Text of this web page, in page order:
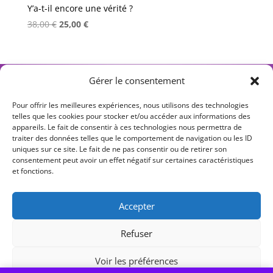
Gérer le consentement
Pour offrir les meilleures expériences, nous utilisons des technologies
telles que les cookies pour stocker et/ou accéder aux informations des
appareils. Le fait de consentir à ces technologies nous permettra de
traiter des données telles que le comportement de navigation ou les ID
uniques sur ce site. Le fait de ne pas consentir ou de retirer son
consentement peut avoir un effet négatif sur certaines caractéristiques
et fonctions.
Accepter
Refuser
Voir les préférences
Y’a-t-il encore une vérité ?
38,00€ Le
était :
38,00 €.
25,00 €Le
est :
25,00 €.
S T Y L O S O P H I E
Ateliers d’écriture philosophique
1b cité Griset, 75011 Paris
Caroline BOINON